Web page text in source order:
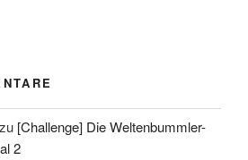
zu [Challenge] Die Weltenbummler-
2